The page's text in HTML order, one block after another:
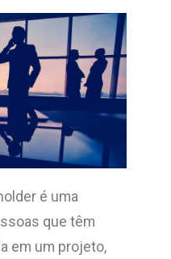
é uma
que têm
em um projeto,